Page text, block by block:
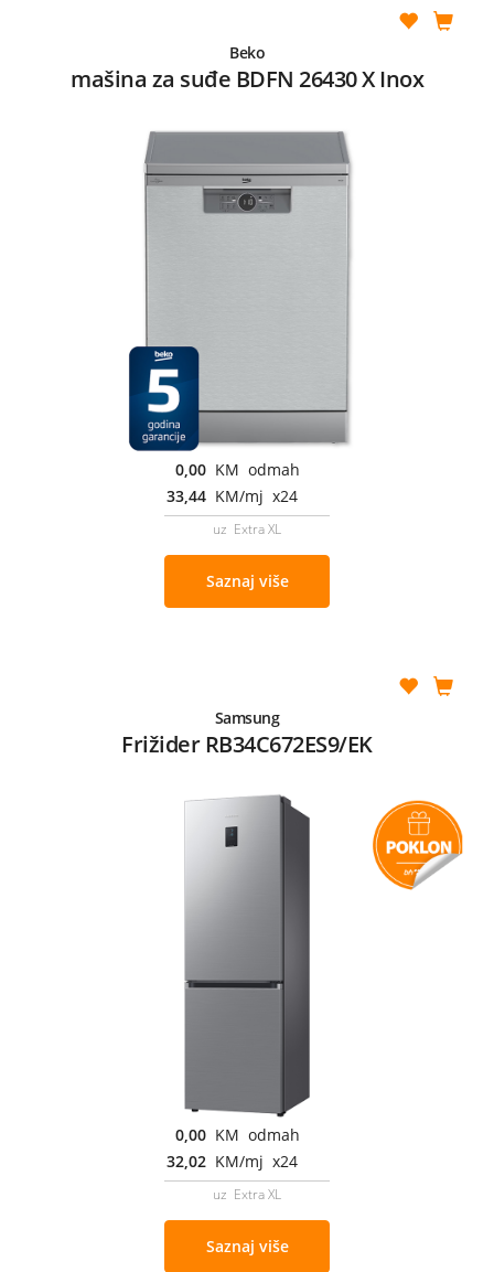
Beko
mašina za suđe BDFN 26430 X Inox
0,00 KM odmah
33,44 KM/mj x24
uz Extra XL
Saznaj više
Samsung
Frižider RB34C672ES9/EK
0,00 KM odmah
32,02 KM/mj x24
uz Extra XL
Saznaj više